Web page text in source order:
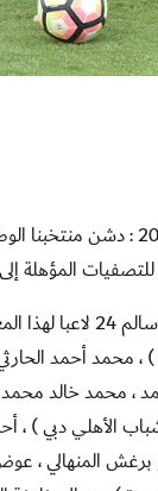
للتصفيات
واستدعى المدرب
) ، محمد أحمد
، محمد خالد
الأهلي دبي ) ،
برغش المنهالي